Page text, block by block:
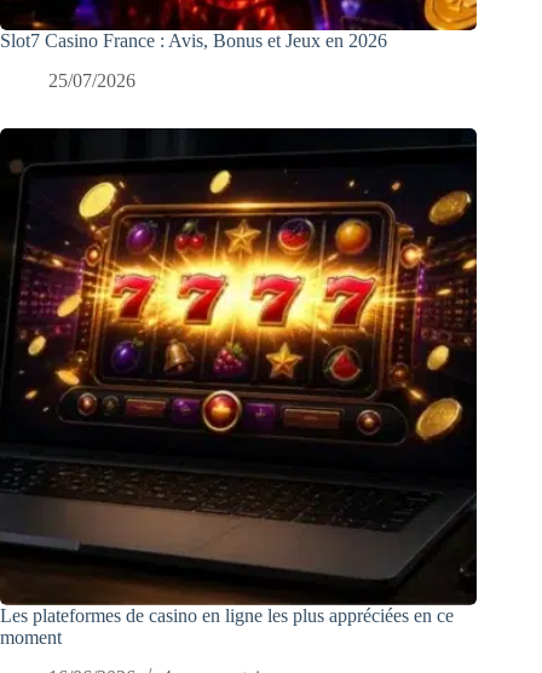
Slot7 Casino France : Avis, Bonus et Jeux en 2026
25/07/2026
Les plateformes de casino en ligne les plus appréciées en ce
moment